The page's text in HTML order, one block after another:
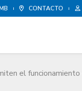
CONTACTO
el